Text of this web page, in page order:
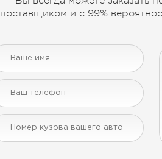
поставщиком и с 99%